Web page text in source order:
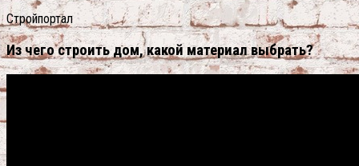
Стройпортал
Из чего строить дом, какой материал выбрать?